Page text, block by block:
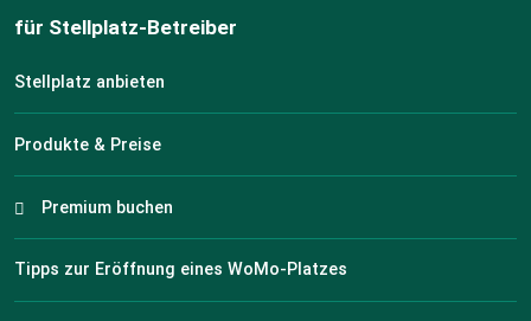
für Stellplatz-Betreiber
Stellplatz anbieten
Produkte & Preise
Premium buchen
Tipps zur Eröffnung eines WoMo-Platzes